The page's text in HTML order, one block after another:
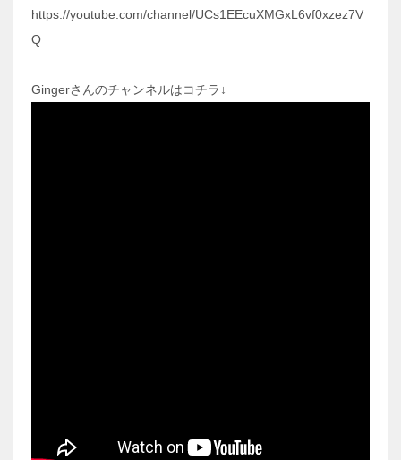
https://youtube.com/channel/UCs1EEcuXMGxL6vf0xzez7V
Q
Gingerさんのチャンネルはコチラ↓